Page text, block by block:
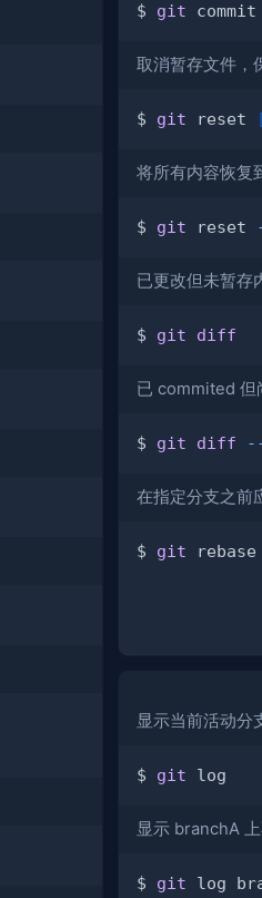
$ git commit
取消暂存文件，
$ git reset
将所有内容恢复
$ git reset
已更改但未暂存
$ git diff
已 commited 但
$ git diff
在指定分支之前
$ git rebase
显示当前活动分
$ git
显示 branchA
$ git log